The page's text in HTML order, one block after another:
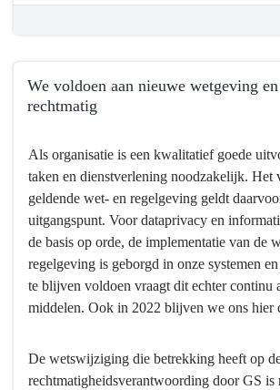
We voldoen aan nieuwe wetgeving
rechtmatig
naar
navigatie
Bedrijfsvoering
Wat
willen
we
We
Als organisatie is een kwalitatief goede
taken en dienstverlening noodzakelijk. Het
geldende wet- en regelgeving geldt
uitgangspunt. Voor dataprivacy en
de basis op orde, de implementatie van de
regelgeving is geborgd in onze systemen
te blijven voldoen vraagt dit echter continu
middelen. Ook in 2022 blijven we ons hier
De wetswijziging die betrekking heeft op
rechtmatigheidsverantwoording door GS is